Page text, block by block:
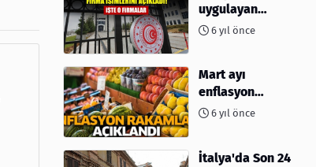
uygulayan
firmalar açıklandı
6 yıl önce
Mart ayı
enflasyon
rakamları
6 yıl önce
İtalya'da Son 24